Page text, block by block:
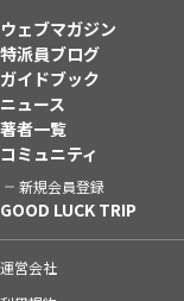
ウェブマガジン
特派員ブログ
ガイドブック
ニュース
著者一覧
コミュニティ
新規会員登録
GOOD LUCK TRIP
運営会社